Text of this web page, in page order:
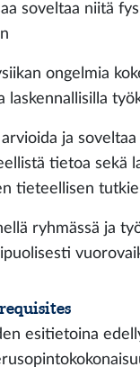
soveltaa niitä
ongelmia
laskennallisilla
ja soveltaa
tietoa sekä
tieteellisen
ryhmässä ja
esitietoina